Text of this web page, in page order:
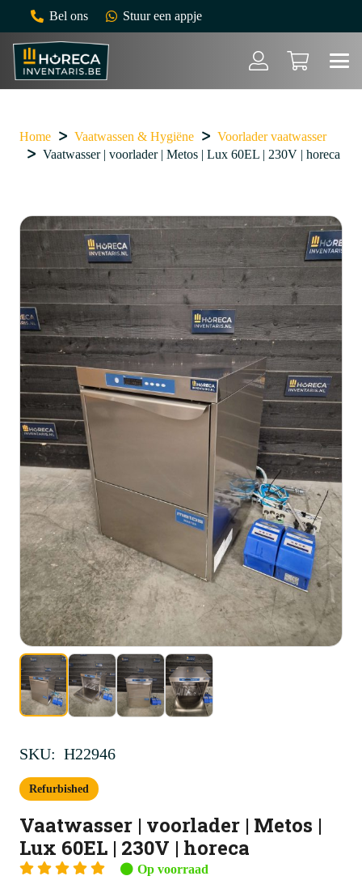
Bel ons Stuur een appje
Home Vaatwassen & Hygiëne
Voorlader vaatwasser
Vaatwasser | voorlader | Metos | Lux 60EL | 230V | horeca
SKU: H22946
Refurbished
Vaatwasser | voorlader | Metos |
Lux 60EL | 230V | horeca
Op voorraad